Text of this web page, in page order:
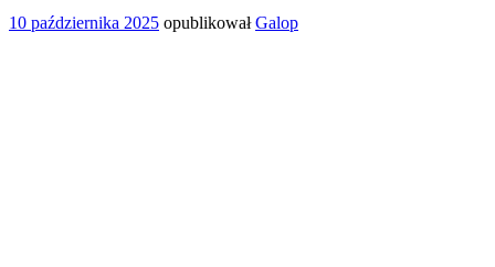
10 października 2025 opublikowałGalop